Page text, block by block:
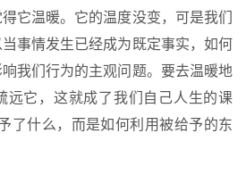
它温暖。它的温度没变，可是我们
事情发生已经成为既定事实，如何
我们行为的主观问题。要去温暖地
远它，这就成了我们自己人生的课
了什么，而是如何利用被给予的东